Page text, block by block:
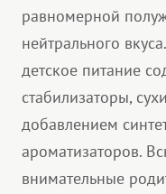
равномерной
нейтрального
детское питание
стабилизаторы,
добавлением
ароматизаторов.
внимательные